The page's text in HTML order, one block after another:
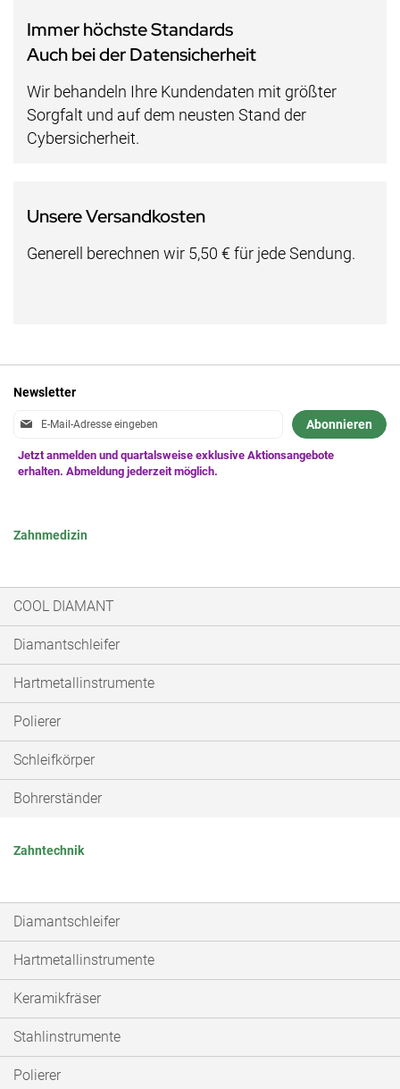
Immer höchste Standards
Auch bei der Datensicherheit
Wir behandeln Ihre Kundendaten mit größter
Sorgfalt und auf dem neusten Stand der
Cybersicherheit.
Unsere Versandkosten
Generell berechnen wir 5,50 € für jede Sendung.
Newsletter
Anmeldung
Newsletter:
Abonnieren
Zahnmedizin
COOL DIAMANT
Diamantschleifer
Hartmetallinstrumente
Polierer
Schleifkörper
Bohrerständer
Zahntechnik
Diamantschleifer
Hartmetallinstrumente
Keramikfräser
Stahlinstrumente
Polierer